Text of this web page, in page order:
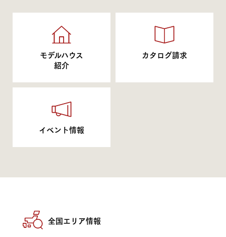
モデルハウス
紹介
カタログ請求
イベント情報
全国エリア情報